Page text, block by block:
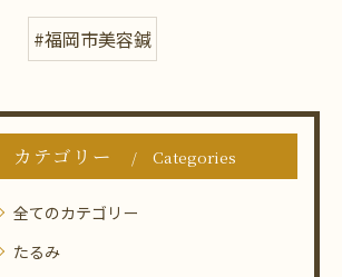
#福岡市美容鍼
カテゴリー Categories
全てのカテゴリー
たるみ